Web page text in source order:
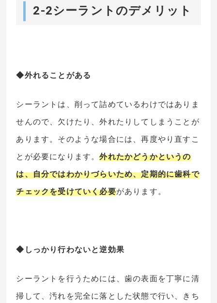
2-2シーラントのデメリット
◆外れることがある
シーラントは、削って詰めているわけではありま
せんので、欠けたり、外れたりしてしまうことが
あります。そのような場合には、再度やり直すこ
とが必要になります。外れたかどうかというの
は、自分ではわかりづらいため、定期的に歯科で
チェックを受けていく必要があります。
◆しっかり行わないと逆効果
シーラントを行うためには、歯の表面を丁寧に清
掃して、汚れを完全に落とした状態で行い、きち